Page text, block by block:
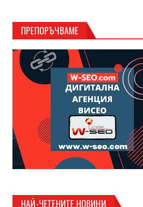
ПРЕПОРЪЧВАМЕ
НАЙ-ЧЕТЕНИТЕ НОВИНИ